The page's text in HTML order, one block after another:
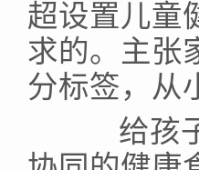
超设置儿童
求的。主张
分标签，从
给孩子